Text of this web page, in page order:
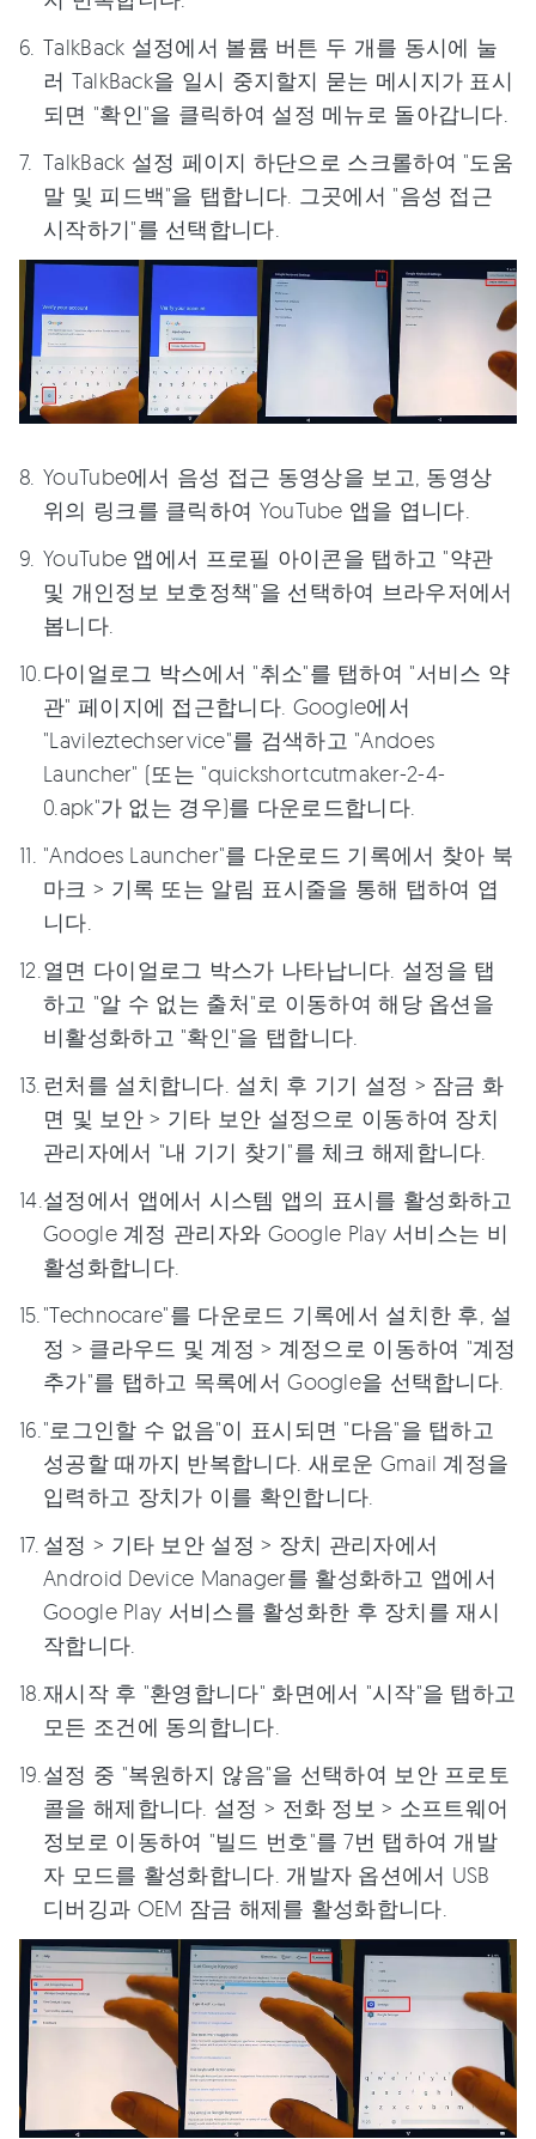
TalkBack 설정에서 볼륨 버튼 두 개를 동시에 눌
러 TalkBack을 일시 중지할지 묻는 메시지가 표시
되면 "확인"을 클릭하여 설정 메뉴로 돌아갑니다.
TalkBack 설정 페이지 하단으로 스크롤하여 "도움
말 및 피드백"을 탭합니다. 그곳에서 "음성 접근
시작하기"를 선택합니다.
YouTube에서 음성 접근 동영상을 보고, 동영상
위의 링크를 클릭하여 YouTube 앱을 엽니다.
YouTube 앱에서 프로필 아이콘을 탭하고 "약관
및 개인정보 보호정책"을 선택하여 브라우저에서
봅니다.
다이얼로그 박스에서 "취소"를 탭하여 "서비스 약
관" 페이지에 접근합니다. Google에서
"Lavileztechservice"를 검색하고 "Andoes
Launcher" (또는 "quickshortcutmaker-2-4-
0.apk"가 없는 경우)를 다운로드합니다.
"Andoes Launcher"를 다운로드 기록에서 찾아 북
마크 > 기록 또는 알림 표시줄을 통해 탭하여 엽
니다.
열면 다이얼로그 박스가 나타납니다. 설정을 탭
하고 "알 수 없는 출처"로 이동하여 해당 옵션을
비활성화하고 "확인"을 탭합니다.
런처를 설치합니다. 설치 후 기기 설정 > 잠금 화
면 및 보안 > 기타 보안 설정으로 이동하여 장치
관리자에서 "내 기기 찾기"를 체크 해제합니다.
설정에서 앱에서 시스템 앱의 표시를 활성화하고
Google 계정 관리자와 Google Play 서비스는 비
활성화합니다.
"Technocare"를 다운로드 기록에서 설치한 후, 설
정 > 클라우드 및 계정 > 계정으로 이동하여 "계정
추가"를 탭하고 목록에서 Google을 선택합니다.
"로그인할 수 없음"이 표시되면 "다음"을 탭하고
성공할 때까지 반복합니다. 새로운 Gmail 계정을
입력하고 장치가 이를 확인합니다.
설정 > 기타 보안 설정 > 장치 관리자에서
Android Device Manager를 활성화하고 앱에서
Google Play 서비스를 활성화한 후 장치를 재시
작합니다.
재시작 후 "환영합니다" 화면에서 "시작"을 탭하고
모든 조건에 동의합니다.
설정 중 "복원하지 않음"을 선택하여 보안 프로토
콜을 해제합니다. 설정 > 전화 정보 > 소프트웨어
정보로 이동하여 "빌드 번호"를 7번 탭하여 개발
자 모드를 활성화합니다. 개발자 옵션에서 USB
디버깅과 OEM 잠금 해제를 활성화합니다.